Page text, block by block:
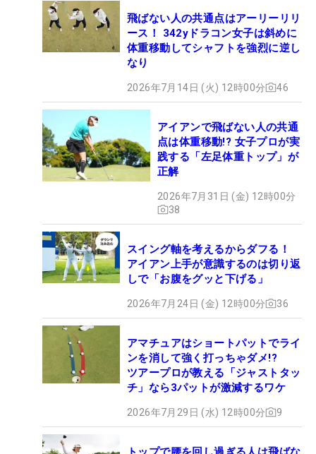
飛ばない人の共通点はアーリーリリ
ース！ 342yドラコン女子は斜めに
体重移動してシャフトを強烈に逆し
なり
2026年7月14日 (火) 12時00分 46
アイアンで飛ばない人の共通
点は体重移動!? 女子プロが実
践する「左足体重トップ」が
正解
2026年7月31日 (金) 12時00分
38
スイング軸を考えるからダフる！
アイアン上手が意識するのは切り返
しで「お腹をグッと下げる」
2026年7月24日 (金) 12時00分 36
アマチュアはショートパットでライ
ンを消して強く打っちゃダメ!?
ツアープロが教える「ジャストタッ
チ」なら3パットが激減するワケ
2026年7月29日 (水) 12時00分 9